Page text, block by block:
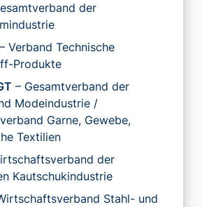
der
Verband Technische
Produkte
– Gesamtverband der
Modeindustrie /
Garne, Gewebe,
Textilien
der
Kautschukindustrie
Stahl- und